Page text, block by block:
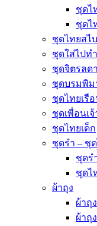
ชุดไ
ชุดไ
ชุดไทยสไ
ชุดใส่ไปท
ชุดจิตรลดา
ชุดบรมพิม
ชุดไทยเรื
ชุดเพื่อนเจ้
ชุดไทยเด็ก
ชุดรำ – ชุ
ชุดร
ชุดไ
ผ้าถุง
ผ้าถุ
ผ้าถุ